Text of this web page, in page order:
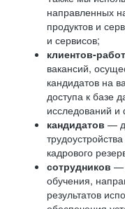
направленных
продуктов и
и сервисов;
клиентов-
вакансий,
кандидатов на
доступа к базе
исследований
кандидатов —
кадрового
сотрудников —
обучения,
результатов